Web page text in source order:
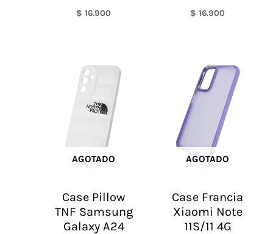
$ 16.900 $ 16.900
AGOTADO
Case Pillow
TNF Samsung
Galaxy A24
AGOTADO
Case Francia
Xiaomi Note
11S/11 4G